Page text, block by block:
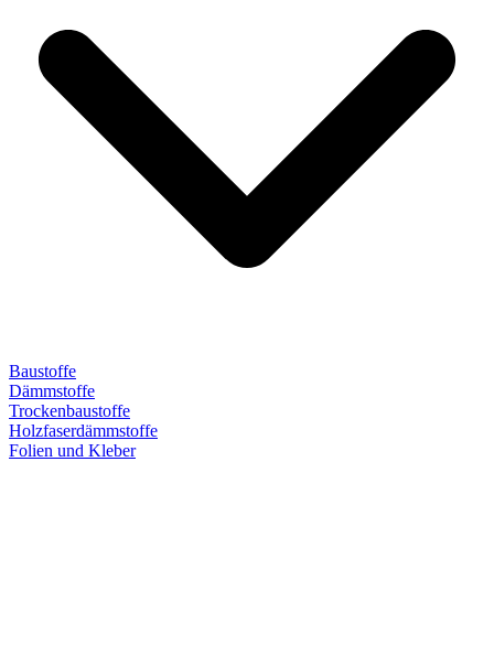
Baustoffe
Dämmstoffe
Trockenbaustoffe
Holzfaserdämmstoffe
Folien und Kleber